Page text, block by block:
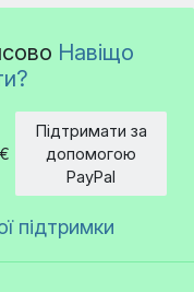
Навіщо
€
Підтримати за
допомогою
PayPal
підтримки